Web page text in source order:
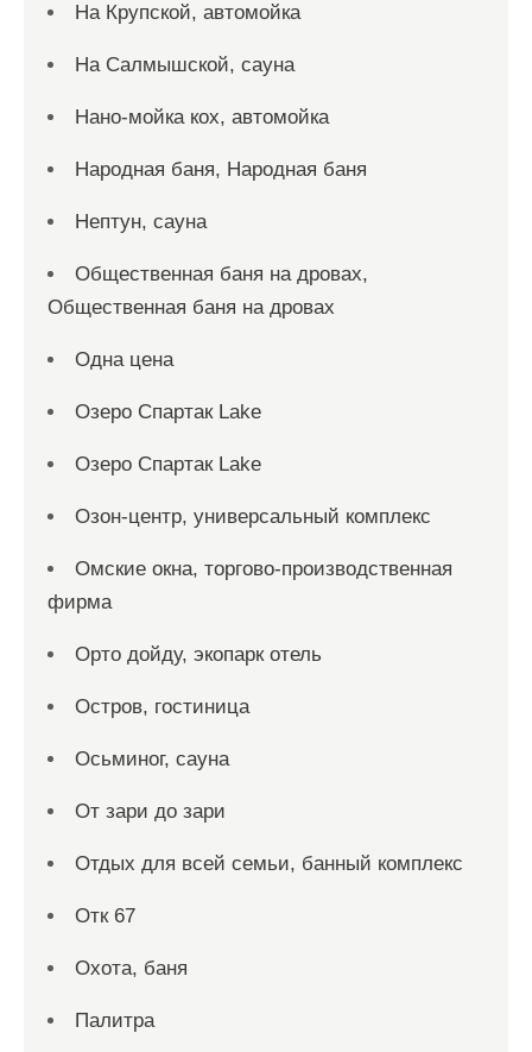
На Крупской, автомойка
На Салмышской, сауна
Нано-мойка кох, автомойка
Народная баня, Народная баня
Нептун, сауна
Общественная баня на дровах,
Общественная баня на дровах
Одна цена
Озеро Спартак Lake
Озеро Спартак Lake
Озон-центр, универсальный комплекс
Омские окна, торгово-производственная
фирма
Орто дойду, экопарк отель
Остров, гостиница
Осьминог, сауна
От зари до зари
Отдых для всей семьи, банный комплекс
Отк 67
Охота, баня
Палитра